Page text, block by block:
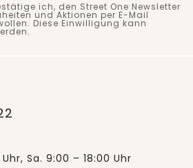
ich, den Street One Newsletter
und Aktionen per E-Mail
Diese Einwilligung kann
Sa. 9:00 – 18:00 Uhr